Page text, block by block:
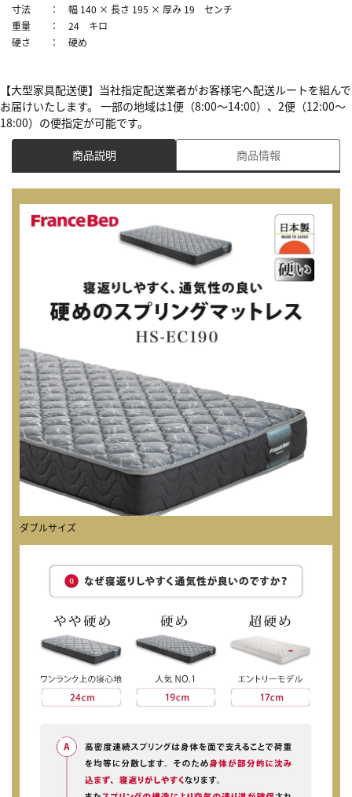
寸法 ： 幅 140 × 長さ 195 × 厚み 19 センチ
重量 ： 24 キロ
硬さ ： 硬め
【大型家具配送便】当社指定配送業者がお客様宅へ配送ルートを組んで
お届けいたします。 一部の地域は1便（8:00～14:00）、2便（12:00～
18:00）の便指定が可能です。
商品説明 商品情報
ダブルサイズ